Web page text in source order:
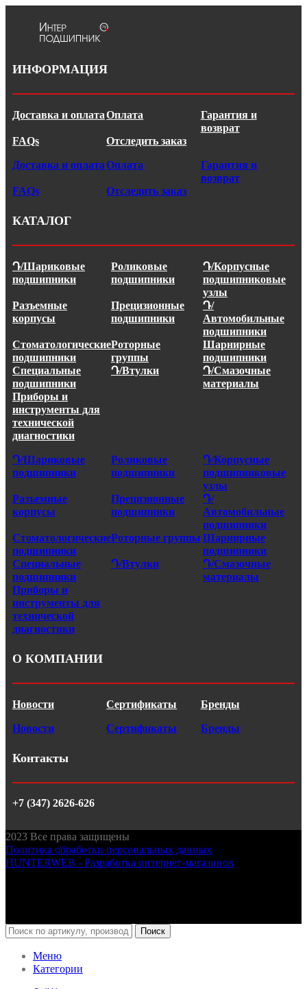
ИНФОРМАЦИЯ
Доставка и оплатаОплата
Гарантия и
возврат
FAQs
Отследить заказ
Доставка и оплатаОплата
Гарантия и
возврат
FAQs
Отследить заказ
КАТАЛОГ
Դ/Шариковые
подшипники
Роликовые
подшипники
Դ/Корпусные
подшипниковые
узлы
Разъемные
корпусы
Прецизионные
подшипники
Դ/
Автомобильные
подшипники
Стоматологические
подшипники
Роторные
группы
Шарнирные
подшипники
Специальные
подшипники
Դ/Втулки
Դ/Смазочные
материалы
Приборы и
инструменты для
технической
диагностики
Դ/Шариковые
подшипники
Роликовые
подшипники
Դ/Корпусные
подшипниковые
узлы
Разъемные
корпусы
Прецизионные
подшипники
Դ/
Автомобильные
подшипники
Стоматологические
подшипники
Роторные группы Шарнирные
подшипники
Специальные
подшипники
Դ/Втулки
Դ/Смазочные
материалы
Приборы и
инструменты для
технической
диагностики
О КОМПАНИИ
Новости Сертификаты Бренды
Новости Сертификаты Бренды
Контакты
+7 (347) 2626-626
2023 Все права защищены
Политика обработки персональных данных
HUNTERWEB - Разработка интернет-магазинов
Поиск
Меню
Категории